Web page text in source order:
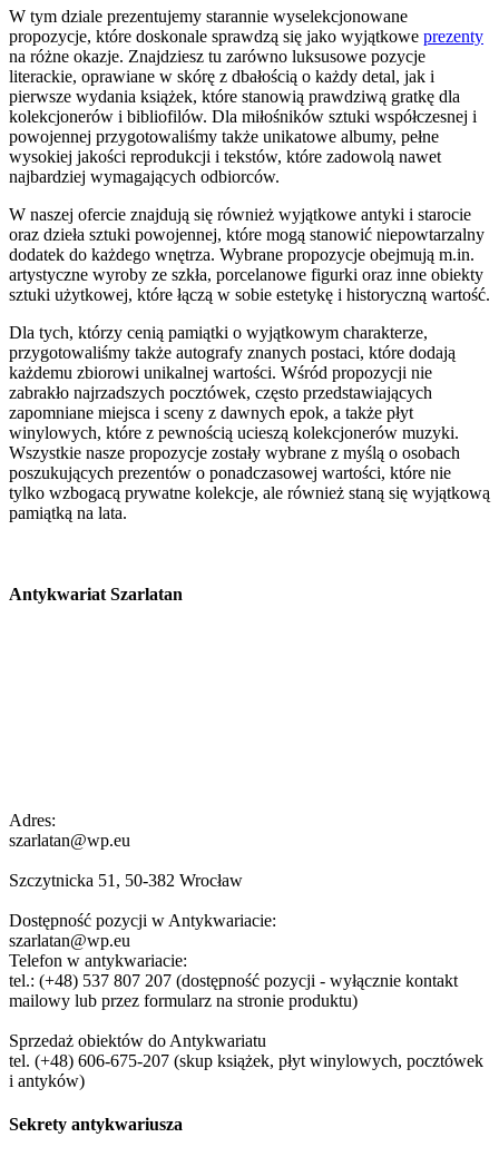
W tym dziale prezentujemy starannie wyselekcjonowane
propozycje, które doskonale sprawdzą się jako wyjątkowe prezenty
na różne okazje. Znajdziesz tu zarówno luksusowe pozycje
literackie, oprawiane w skórę z dbałością o każdy detal, jak i
pierwsze wydania książek, które stanowią prawdziwą gratkę dla
kolekcjonerów i bibliofilów. Dla miłośników sztuki współczesnej i
powojennej przygotowaliśmy także unikatowe albumy, pełne
wysokiej jakości reprodukcji i tekstów, które zadowolą nawet
najbardziej wymagających odbiorców.
W naszej ofercie znajdują się również wyjątkowe antyki i starocie
oraz dzieła sztuki powojennej, które mogą stanowić niepowtarzalny
dodatek do każdego wnętrza. Wybrane propozycje obejmują m.in.
artystyczne wyroby ze szkła, porcelanowe figurki oraz inne obiekty
sztuki użytkowej, które łączą w sobie estetykę i historyczną wartość.
Dla tych, którzy cenią pamiątki o wyjątkowym charakterze,
przygotowaliśmy także autografy znanych postaci, które dodają
każdemu zbiorowi unikalnej wartości. Wśród propozycji nie
zabrakło najrzadszych pocztówek, często przedstawiających
zapomniane miejsca i sceny z dawnych epok, a także płyt
winylowych, które z pewnością ucieszą kolekcjonerów muzyki.
Wszystkie nasze propozycje zostały wybrane z myślą o osobach
poszukujących prezentów o ponadczasowej wartości, które nie
tylko wzbogacą prywatne kolekcje, ale również staną się wyjątkową
pamiątką na lata.
Antykwariat Szarlatan
Adres:
szarlatan@wp.eu
Szczytnicka 51, 50-382 Wrocław
Dostępność pozycji w Antykwariacie:
szarlatan@wp.eu
Telefon w antykwariacie:
tel.: (+48) 537 807 207 (dostępność pozycji - wyłącznie kontakt
mailowy lub przez formularz na stronie produktu)
Sprzedaż obiektów do Antykwariatu
tel. (+48) 606-675-207 (skup książek, płyt winylowych, pocztówek
i antyków)
Sekrety antykwariusza